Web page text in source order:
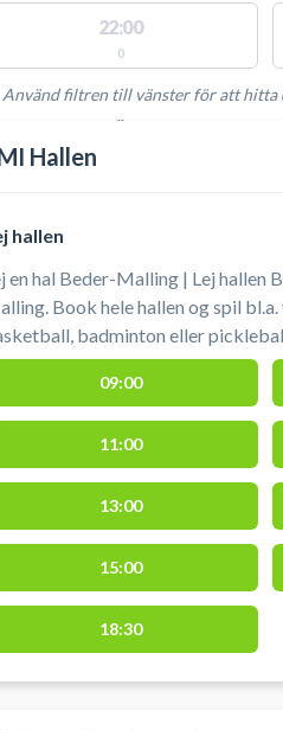
22:00
0
filtren till vänster för att hitta
MED TILLGÄNGLIGA
Hallen
hallen
en hal Beder-Malling | Lej hallen
Book hele hallen og spil
badminton eller
syd for Aarhus. Det er
der er gratis09:00
11:00
13:00
15:00
18:30